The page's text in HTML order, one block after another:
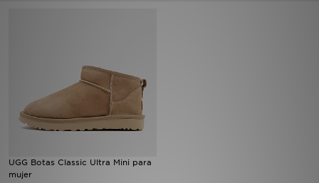
UGG Botas Classic Ultra Mini para
mujer
Deportes & Fitness
JD Fútbol
TARJETA REGALO